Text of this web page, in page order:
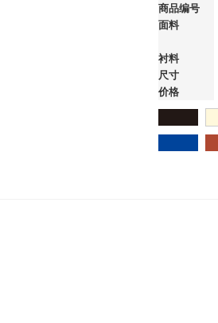
商品编号
面料
衬料
尺寸
价格